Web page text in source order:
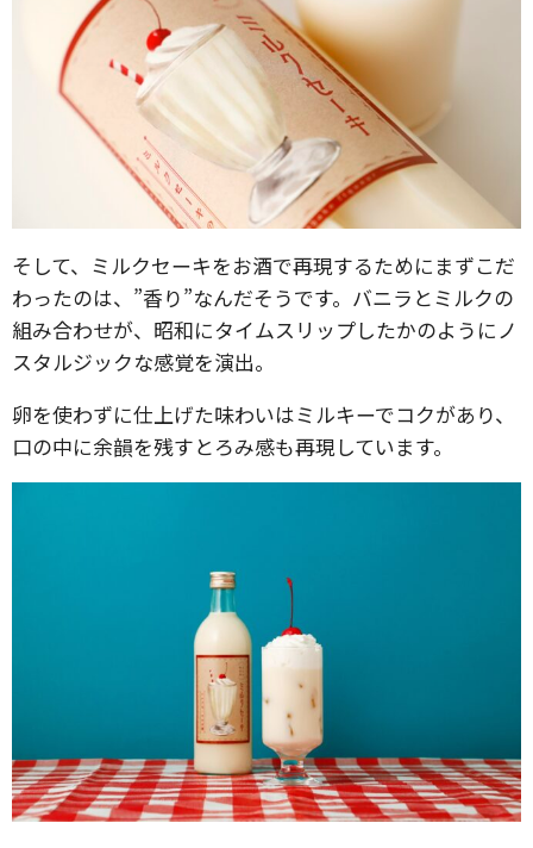
そして、ミルクセーキをお酒で再現するためにまずこだ
わったのは、”香り”なんだそうです。バニラとミルクの
組み合わせが、昭和にタイムスリップしたかのようにノ
スタルジックな感覚を演出。
卵を使わずに仕上げた味わいはミルキーでコクがあり、
口の中に余韻を残すとろみ感も再現しています。